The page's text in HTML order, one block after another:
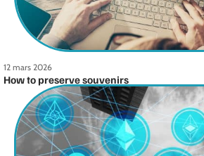
12 mars 2026
How to preserve souvenirs